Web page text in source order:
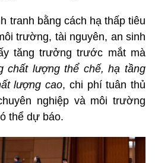
tranh bằng cách hạ thấp tiêu
trường, tài nguyên, an sinh
tăng trưởng trước mắt mà
chất lượng thể chế, hạ tầng
lượng cao, chi phí tuân thủ
nghiệp và môi trường
thể dự báo.